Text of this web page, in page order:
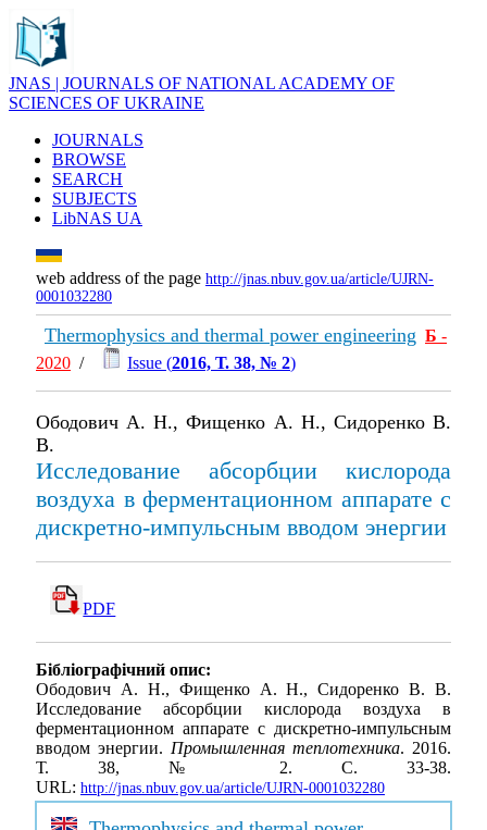
JNAS | JOURNALS OF NATIONAL ACADEMY OF
SCIENCES OF UKRAINE
JOURNALS
BROWSE
SEARCH
SUBJECTS
LibNAS UA
web address of the page http://jnas.nbuv.gov.ua/article/UJRN-
0001032280
Thermophysics and thermal power engineering Б -
2020 / Issue (2016, Т. 38, № 2)
Ободович А. Н., Фищенко А. Н., Сидоренко В.
В.
Исследование абсорбции кислорода
воздуха в ферментационном аппарате с
дискретно-импульсным вводом энергии
PDF
Бібліографічний опис:
Ободович А. Н., Фищенко А. Н., Сидоренко В. В.
Исследование абсорбции кислорода воздуха в
ферментационном аппарате с дискретно-импульсным
вводом энергии. Промышленная теплотехника. 2016.
Т. 38, № 2. С. 33-38.
URL: http://jnas.nbuv.gov.ua/article/UJRN-0001032280